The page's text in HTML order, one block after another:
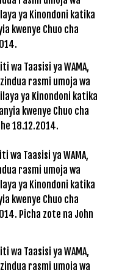
wa Taasisi ya WAMA,
rasmi umoja wa
ya Kinondoni katika
kwenye Chuo cha
18.12.2014.
wa Taasisi ya WAMA,
rasmi umoja wa